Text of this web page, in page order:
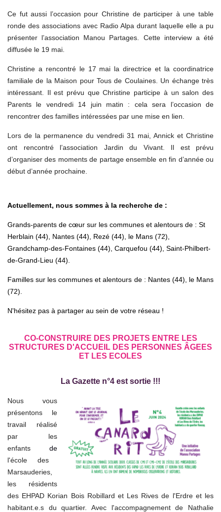
Ce fut aussi l’occasion pour Christine de participer à une table
ronde des associations avec Radio Alpa durant laquelle elle a pu
présenter l’association Manou Partages. Cette interview a été
diffusée le 19 mai.
Christine a rencontré le 17 mai la directrice et la coordinatrice
familiale de la Maison pour Tous de Coulaines. Un échange très
intéressant. Il est prévu que Christine participe à un salon des
Parents le vendredi 14 juin matin : cela sera l’occasion de
rencontrer des familles intéressées par une mise en lien.
Lors de la permanence du vendredi 31 mai, Annick et Christine
ont rencontré l’association Jardin du Vivant. Il est prévu
d’organiser des moments de partage ensemble en fin d’année ou
début d’année prochaine.
Actuellement, nous sommes à la recherche de :
Grands-parents de cœur sur les communes et alentours de : St
Herblain (44), Nantes (44), Rezé (44), le Mans (72),
Grandchamp-des-Fontaines (44), Carquefou (44), Saint-Philbert-
de-Grand-Lieu (44).
Familles sur les communes et alentours de : Nantes (44), le Mans
(72).
N'hésitez pas à partager au sein de votre réseau !
CO-CONSTRUIRE DES PROJETS ENTRE LES
STRUCTURES D'ACCUEIL DES PERSONNES ÂGEES
ET LES ECOLES
La Gazette n°4 est sortie !!!
Nous vous
présentons le
travail réalisé
par les
enfants de
l'école des
Marsauderies,
les résidents
des EHPAD Korian Bois Robillard et Les Rives de l'Erdre et les
habitant.e.s du quartier. Avec l'accompagnement de Nathalie